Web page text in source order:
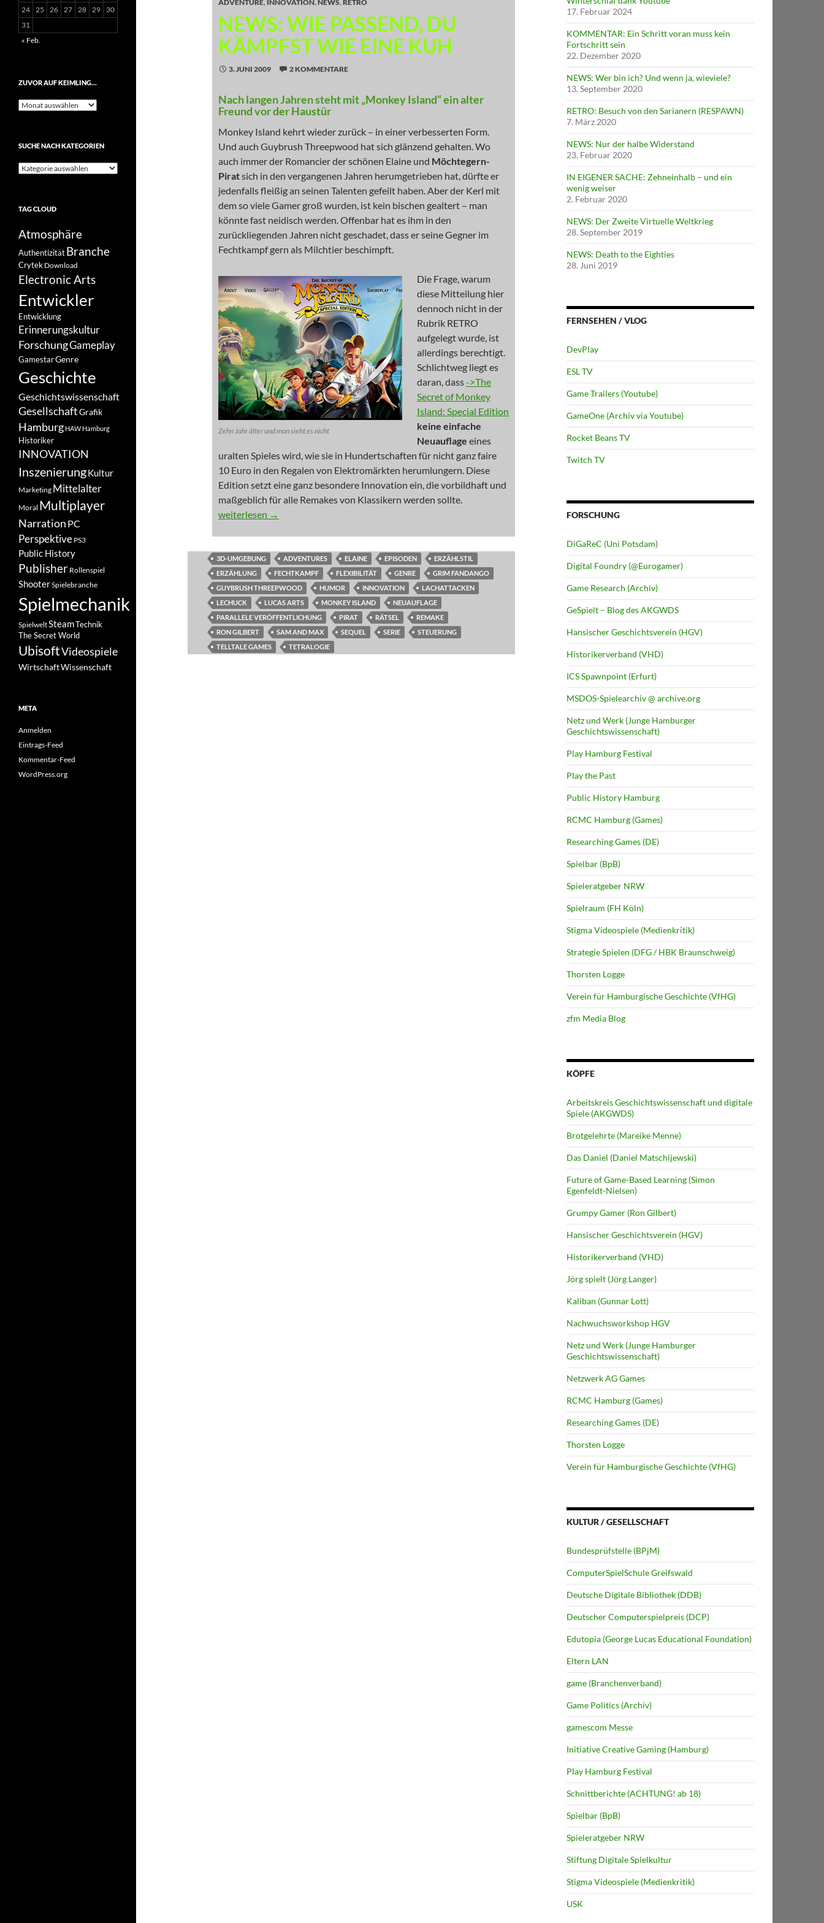
ADVENTURE, INNOVATION,NEWS,RETRO
NEWS: WIE PASSEND, DU
KÄMPFST WIE EINE KUH
3. JUNI 2009 2 KOMMENTARE
Nach langen Jahren steht mit „Monkey Island“ ein alter
Freund vor der Haustür
Monkey Island kehrt wieder zurück – in einer verbesserten Form.
Und auch Guybrush Threepwood hat sich glänzend gehalten. Wo
auch immer der Romancier der schönen Elaine und Möchtegern-
Piratsich in den vergangenen Jahren herumgetrieben hat, dürfte er
jedenfalls fleißig an seinen Talenten gefeilt haben. Aber der Kerl mit
dem so viele Gamer groß wurden, ist kein bischen gealtert – man
könnte fast neidisch werden. Offenbar hat es ihm in den
zurückliegenden Jahren nicht geschadet, dass er seine Gegner im
Fechtkampf gern als Milchtier beschimpft.
Zehn Jahr älter und man sieht es nicht
Die Frage, warum
diese Mitteilung hier
dennoch nicht in der
Rubrik RETRO
aufgelegt wurde, ist
allerdings berechtigt.
Schlichtweg liegt es
daran, dass->The
Secret of Monkey
Island: Special Edition
keine einfache
Neuauflage eines
uralten Spieles wird, wie sie in Hundertschaften für nicht ganz faire
10 Euro in den Regalen von Elektromärkten herumlungern. Diese
Edition setzt eine ganz besondere Innovation ein, die vorbildhaft und
maßgeblich für alle Remakes von Klassikern werden sollte.
NEWS: Wie passend, Du kämpfst wie eine Kuh
weiterlesen →
3D-UMGEBUNG ADVENTURES ELAINE EPISODEN
ERZÄHLSTIL
ERZÄHLUNG
FECHTKAMPF FLEXIBILITÄT GENRE
GRIM FANDANGO
GUYBRUSH THREEPWOOD
HUMOR INNOVATION
LACHATTACKEN
LECHUCK
LUCAS ARTS MONKEY ISLAND
NEUAUFLAGE
PARALLELE VERÖFFENTLICHUNG
PIRAT RÄTSEL
REMAKE
RON GILBERT
SAM AND MAX SEQUEL SERIE
STEUERUNG
TELLTALE GAMES
TETRALOGIE
17. Februar 2024
KOMMENTAR: Ein Schritt voran muss kein
Fortschritt sein
22. Dezember 2020
NEWS: Wer bin ich? Und wenn ja, wieviele?
13. September 2020
RETRO: Besuch von den Sarianern (RESPAWN)
7. März 2020
NEWS: Nur der halbe Widerstand
23. Februar 2020
IN EIGENER SACHE: Zehneinhalb – und ein
wenig weiser
2. Februar 2020
NEWS: Der Zweite Virtuelle Weltkrieg
28. September 2019
NEWS: Death to the Eighties
28. Juni 2019
FERNSEHEN / VLOG
DevPlay
ESL TV
Game Trailers (Youtube)
GameOne (Archiv via Youtube)
Rocket Beans TV
Twitch TV
FORSCHUNG
DiGaReC (Uni Potsdam)
Digital Foundry (@Eurogamer)
Game Research (Archiv)
GeSpielt – Blog des AKGWDS
Hansischer Geschichtsverein (HGV)
Historikerverband (VHD)
ICS Spawnpoint (Erfurt)
MSDOS-Spielearchiv @ archive.org
Netz und Werk (Junge Hamburger
Geschichtswissenschaft)
Play Hamburg Festival
Play the Past
Public History Hamburg
RCMC Hamburg (Games)
Researching Games (DE)
Spielbar (BpB)
Spieleratgeber NRW
Spielraum (FH Köln)
Stigma Videospiele (Medienkritik)
Strategie Spielen (DFG / HBK Braunschweig)
Thorsten Logge
Verein für Hamburgische Geschichte (VfHG)
zfm Media Blog
KÖPFE
Arbeitskreis Geschichtswissenschaft und digitale
Spiele (AKGWDS)
Brotgelehrte (Mareike Menne)
Das Daniel (Daniel Matschijewski)
Future of Game-Based Learning (Simon
Egenfeldt-Nielsen)
Grumpy Gamer (Ron Gilbert)
Hansischer Geschichtsverein (HGV)
Historikerverband (VHD)
Jörg spielt (Jörg Langer)
Kaliban (Gunnar Lott)
Nachwuchsworkshop HGV
Netz und Werk (Junge Hamburger
Geschichtswissenschaft)
Netzwerk AG Games
RCMC Hamburg (Games)
Researching Games (DE)
Thorsten Logge
Verein für Hamburgische Geschichte (VfHG)
KULTUR / GESELLSCHAFT
Bundesprüfstelle (BPjM)
ComputerSpielSchule Greifswald
Deutsche Digitale Bibliothek (DDB)
Deutscher Computerspielpreis (DCP)
Edutopia (George Lucas Educational Foundation)
Eltern LAN
game (Branchenverband)
Game Politics (Archiv)
gamescom Messe
Initiative Creative Gaming (Hamburg)
Play Hamburg Festival
Schnittberichte (ACHTUNG! ab 18)
Spielbar (BpB)
Spieleratgeber NRW
Stiftung Digitale Spielkultur
Stigma Videospiele (Medienkritik)
USK
24 25 26 27 28 29
30
31
« Feb.
ZUVOR AUF KEIMLING…
Zuvor
SUCHE NACH KATEGORIEN
Suche
TAG CLOUD
Atmosphäre
Authentizität Branche
Crytek Download
Electronic Arts
Entwickler
Entwicklung
Erinnerungskultur
ForschungGameplay
GamestarGenre
Geschichte
Geschichtswissenschaft
GesellschaftGrafik
Hamburg HAW Hamburg
Historiker
INNOVATION
InszenierungKultur
Marketing Mittelalter
Moral Multiplayer
Narration PC
Perspektive PS3
Public History
Publisher Rollenspiel
ShooterSpielebranche
Spielmechanik
SpielweltSteamTechnik
The Secret World
UbisoftVideospiele
WirtschaftWissenschaft
META
Anmelden
Eintrags-Feed
Kommentar-Feed
WordPress.org